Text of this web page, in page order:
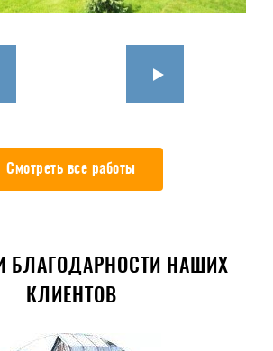
Смотреть все работы
БЛАГОДАРНОСТИ НАШИХ
КЛИЕНТОВ